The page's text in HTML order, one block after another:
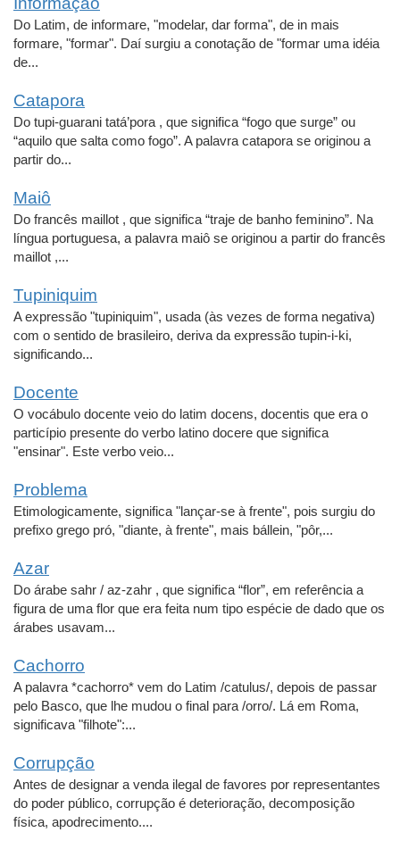
Do Latim, de informare, "modelar, dar forma", de in mais
formare, "formar". Daí surgiu a conotação de "formar uma idéia
de...
Catapora
Do tupi-guarani tatá’pora , que significa “fogo que surge” ou
“aquilo que salta como fogo”. A palavra catapora se originou a
partir do...
Maiô
Do francês maillot , que significa “traje de banho feminino”. Na
língua portuguesa, a palavra maiô se originou a partir do francês
maillot ,...
Tupiniquim
A expressão "tupiniquim", usada (às vezes de forma negativa)
com o sentido de brasileiro, deriva da expressão tupin-i-ki,
significando...
Docente
O vocábulo docente veio do latim docens, docentis que era o
particípio presente do verbo latino docere que significa
"ensinar". Este verbo veio...
Problema
Etimologicamente, significa "lançar-se à frente", pois surgiu do
prefixo grego pró, "diante, à frente", mais bállein, "pôr,...
Azar
Do árabe sahr / az-zahr , que significa “flor”, em referência a
figura de uma flor que era feita num tipo espécie de dado que os
árabes usavam...
Cachorro
A palavra *cachorro* vem do Latim /catulus/, depois de passar
pelo Basco, que lhe mudou o final para /orro/. Lá em Roma,
significava "filhote":...
Corrupção
Antes de designar a venda ilegal de favores por representantes
do poder público, corrupção é deterioração, decomposição
física, apodrecimento....